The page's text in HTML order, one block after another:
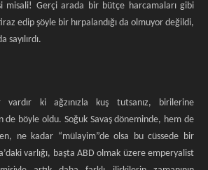
misali! Gerçi arada bir bütçe harcamaları gibi
edip şöyle bir hırpalandığı da olmuyor değildi,
sayılırdı.
vardır ki ağzınızla kuş tutsanız, birilerine
de böyle oldu. Soğuk Savaş döneminde, hem de
ne kadar “mülayim”de olsa bu cüssede bir
varlığı, başta ABD olmak üzere emperyalist